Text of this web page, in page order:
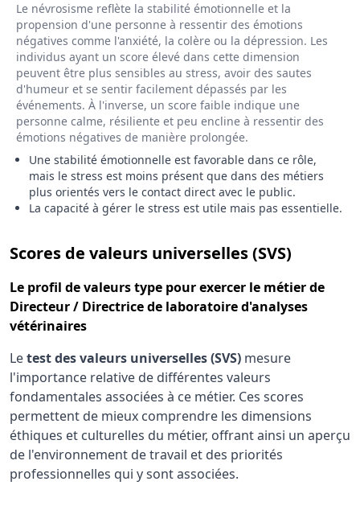
Le névrosisme reflète la stabilité émotionnelle et la
propension d'une personne à ressentir des émotions
négatives comme l'anxiété, la colère ou la dépression. Les
individus ayant un score élevé dans cette dimension
peuvent être plus sensibles au stress, avoir des sautes
d'humeur et se sentir facilement dépassés par les
événements. À l'inverse, un score faible indique une
personne calme, résiliente et peu encline à ressentir des
émotions négatives de manière prolongée.
Une stabilité émotionnelle est favorable dans ce rôle,
mais le stress est moins présent que dans des métiers
plus orientés vers le contact direct avec le public.
La capacité à gérer le stress est utile mais pas essentielle.
Scores de valeurs universelles (SVS)
Le profil de valeurs type pour exercer le métier de
Directeur / Directrice de laboratoire d'analyses
vétérinaires
Letest des valeurs universelles (SVS) mesure
l'importance relative de différentes valeurs
fondamentales associées à ce métier. Ces scores
permettent de mieux comprendre les dimensions
éthiques et culturelles du métier, offrant ainsi un aperçu
de l'environnement de travail et des priorités
professionnelles qui y sont associées.